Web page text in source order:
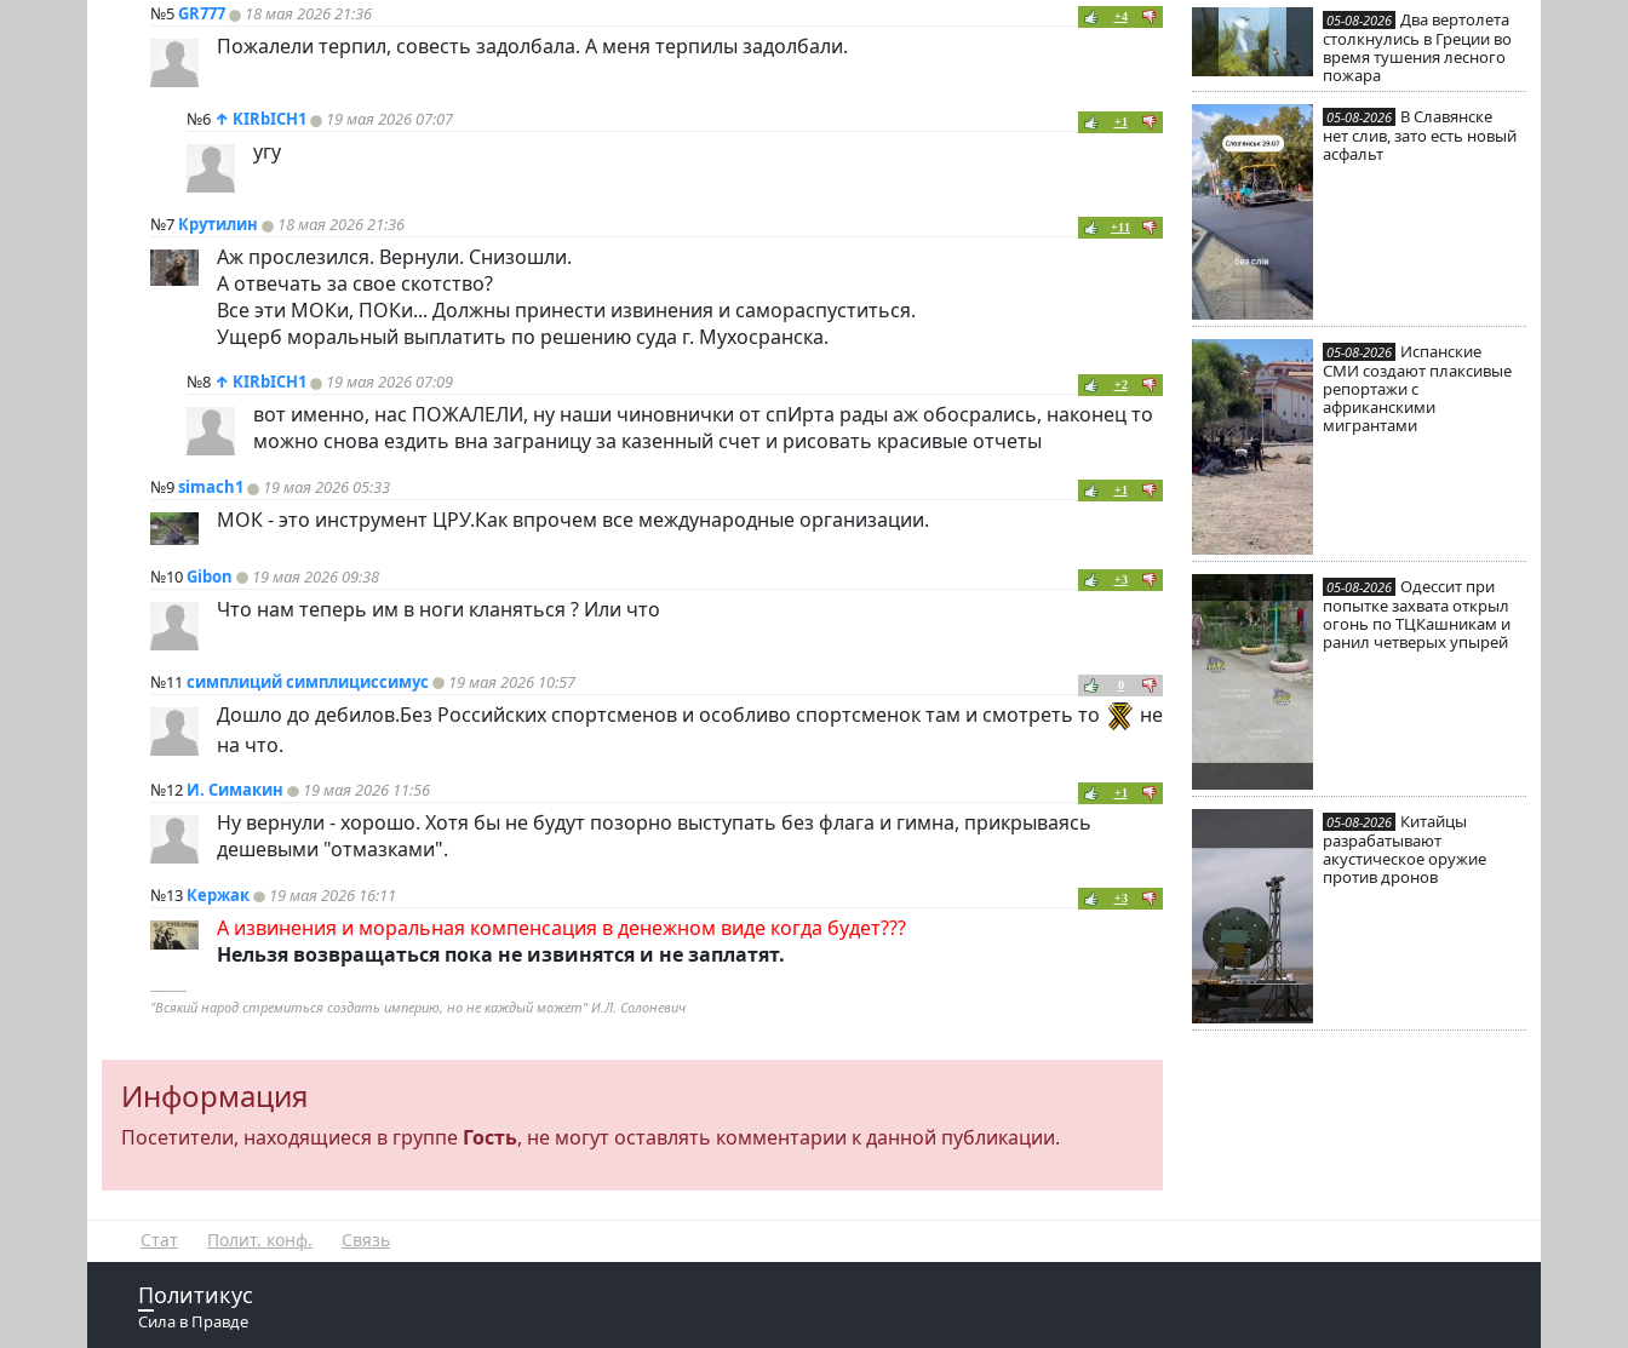
05-08-2026 Два вертолета
столкнулись в Греции во
время тушения лесного
пожара
05-08-2026 В Славянске
нет слив, зато есть новый
асфальт
05-08-2026 Испанские
СМИ создают плаксивые
репортажи с
африканскими
мигрантами
05-08-2026 Одессит при
попытке захвата открыл
огонь по ТЦКашникам и
ранил четверых упырей
05-08-2026 Китайцы
разрабатывают
акустическое оружие
против дронов
№5GR777 18 мая 2026 21:36 +4
Пожалели терпил, совесть задолбала. А меня терпилы задолбали.
№6 ↑ KIRbICH1 19 мая 2026 07:07 +1
угу
№7 Крутилин 18 мая 2026 21:36 +11
Аж прослезился. Вернули. Снизошли.
А отвечать за свое скотство?
Все эти МОКи, ПОКи... Должны принести извинения и самораспуститься.
Ущерб моральный выплатить по решению суда г. Мухосранска.
№8 ↑ KIRbICH1 19 мая 2026 07:09 +2
вот именно, нас ПОЖАЛЕЛИ, ну наши чиновнички от спИрта рады аж обосрались, наконец то
можно снова ездить вна заграницу за казенный счет и рисовать красивые отчеты
№9simach1 19 мая 2026 05:33 +1
МОК - это инструмент ЦРУ.Как впрочем все международные организации.
№10Gibon 19 мая 2026 09:38 +3
Что нам теперь им в ноги кланяться ? Или что
№11 симплиций симплициссимус 19 мая 2026 10:57 0
Дошло до дебилов.Без Российских спортсменов и особливо спортсменок там и смотреть то
не
на что.
№12 И. Симакин 19 мая 2026 11:56 +1
Ну вернули - хорошо. Хотя бы не будут позорно выступать без флага и гимна, прикрываясь
дешевыми "отмазками".
№13 Кержак 19 мая 2026 16:11 +3
А извинения и моральная компенсация в денежном виде когда будет???
Нельзя возвращаться пока не извинятся и не заплатят.
----------
"Всякий народ стремиться создать империю, но не каждый может" И.Л. Солоневич
Информация
Посетители, находящиеся в группе Гость, не могут оставлять комментарии к данной публикации.
Стат Полит. конф. Связь
Политикус
Сила в Правде